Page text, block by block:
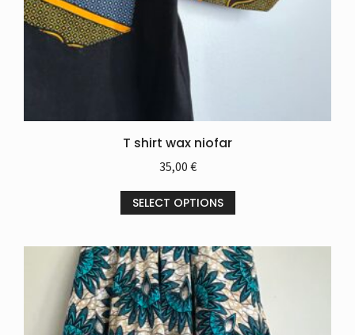
T shirt wax niofar
35,00 €
SELECT OPTIONS